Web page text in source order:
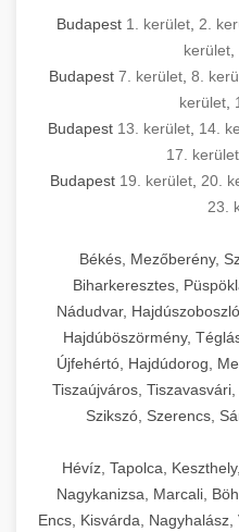
Budapest 1. kerület 2.
kerület
Budapest 7. kerület, 8.
kerület
Budapest 13. kerület 14.
17. kerület
Budapest 19. kerület 20.
23.
Békés, Mezőberény,
Biharkeresztes,
Nádudvar,
Hajdúböszörmény,
Újfehértó, Hajdúdorog,
Tiszaújváros,
Szikszó, Szerencs,
Hévíz, Tapolca,
Nagykanizsa, Marcali,
Encs, Kisvárda,